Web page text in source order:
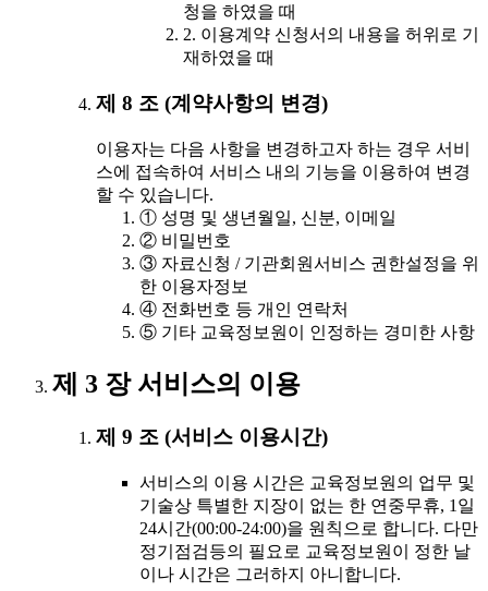
청을 하였을 때
2. 이용계약 신청서의 내용을 허위로 기
재하였을 때
제 8 조 (계약사항의 변경)
이용자는 다음 사항을 변경하고자 하는 경우 서비
스에 접속하여 서비스 내의 기능을 이용하여 변경
할 수 있습니다.
① 성명 및 생년월일, 신분, 이메일
② 비밀번호
③ 자료신청 / 기관회원서비스 권한설정을 위
한 이용자정보
④ 전화번호 등 개인 연락처
⑤ 기타 교육정보원이 인정하는 경미한 사항
제 3 장 서비스의 이용
제 9 조 (서비스 이용시간)
서비스의 이용 시간은 교육정보원의 업무 및
기술상 특별한 지장이 없는 한 연중무휴, 1일
24시간(00:00-24:00)을 원칙으로 합니다. 다만
정기점검등의 필요로 교육정보원이 정한 날
이나 시간은 그러하지 아니합니다.